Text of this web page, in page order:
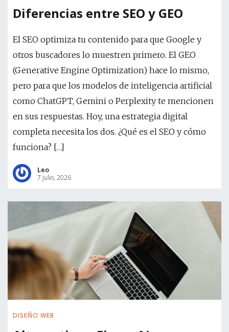
Diferencias entre SEO y GEO
El SEO optimiza tu contenido para que Google y
otros buscadores lo muestren primero. El GEO
(Generative Engine Optimization) hace lo mismo,
pero para que los modelos de inteligencia artificial
como ChatGPT, Gemini o Perplexity te mencionen
en sus respuestas. Hoy, una estrategia digital
completa necesita los dos. ¿Qué es el SEO y cómo
funciona? […]
Leo
7 julio, 2026
DISEÑO WEB